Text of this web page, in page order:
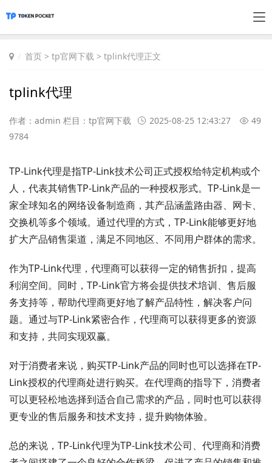
首页 > tp官网下载 > tplink代理正文
tplink代理
作者：admin 栏目： tp官网下载 2025-08-25 12:43:27
49
9784
TP-Link代理是指TP-Link技术公司正式授权给特定机构或个
人，代表其销售TP-Link产品的一种授权形式。TP-Link是一
家全球知名的网络设备制造商，其产品涵盖路由器、网卡、
交换机等多个领域。通过代理的方式，TP-Link能够更好地
扩大产品销售渠道，满足不同地区、不同用户群体的需求。
作为TP-Link代理，代理商可以获得一定的销售折扣，提高
利润空间。同时，TP-Link官方将会提供技术培训、售后服
务支持等，帮助代理商更好地了解产品特性，解决客户问
题。通过与TP-Link紧密合作，代理商可以获得更多的资源
和支持，共同实现双赢。
对于消费者来说，购买TP-Link产品的同时也可以选择在TP-
Link授权的代理商处进行购买。在代理商的指导下，消费者
可以更轻松地选择到适合自己需求的产品，同时也可以获得
更专业的售后服务和技术支持，提升购物体验。
总的来说，TP-Link代理为TP-Link技术公司、代理商和消费